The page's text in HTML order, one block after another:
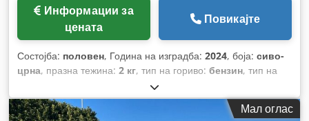
цената
Повикајте
Состојба: половен, Година на изградба: 2024, боја: сиво-
црна, празна тежина: 2 кг, тип на гориво: бензин, тип на
Мал оглас